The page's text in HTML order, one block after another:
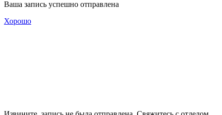
Ваша запись успешно отправлена
Хорошо